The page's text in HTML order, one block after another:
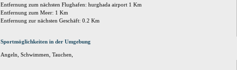
Entfernung zum nächsten Flughafen: hurghada airport 1 Km
Entfernung zum Meer: 1 Km
Entfernung zur nächsten Geschäft: 0.2 Km
Sportmöglichkeiten in der Umgebung
Angeln, Schwimmen, Tauchen,